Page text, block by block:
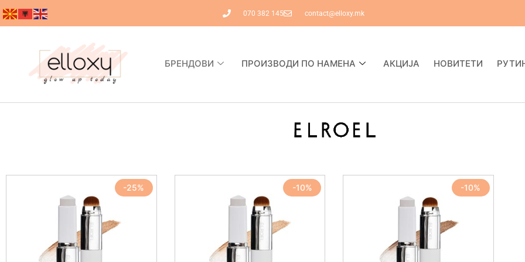
070 382 145 contact@elloxy.mk
БРЕНДОВИ ПРОИЗВОДИ ПО НАМЕНА АКЦИЈА НОВИТЕТИ
-25% -10% -10%